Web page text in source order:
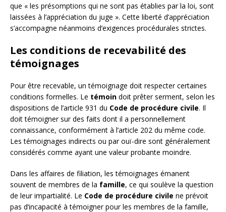
que « les présomptions qui ne sont pas établies par la loi, sont
laissées à l’appréciation du juge ». Cette liberté d’appréciation
s’accompagne néanmoins d’exigences procédurales strictes.
Les conditions de recevabilité des
témoignages
Pour être recevable, un témoignage doit respecter certaines
conditions formelles. Le témoin doit prêter serment, selon les
dispositions de l’article 931 du Code de procédure civile. Il
doit témoigner sur des faits dont il a personnellement
connaissance, conformément à l’article 202 du même code.
Les témoignages indirects ou par ouï-dire sont généralement
considérés comme ayant une valeur probante moindre.
Dans les affaires de filiation, les témoignages émanent
souvent de membres de la famille, ce qui soulève la question
de leur impartialité. Le Code de procédure civile ne prévoit
pas d’incapacité à témoigner pour les membres de la famille,